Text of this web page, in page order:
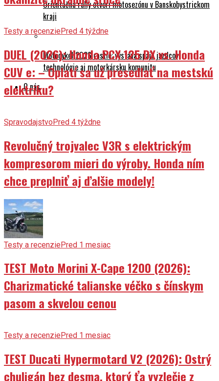
Orientačná rally otvorí motosezónu v Banskobystrickom
kraji
Motocykel 2026 rastie: výstava spája jazdcov,
technológie aj motorkársku komunitu
O nás
Testy a recenziePred 4 týždne
DUEL (2026): Honda PCX 125 DX vs. Honda
CUV e: – Oplatí sa už presedlať na mestskú
elektriku?
SpravodajstvoPred 4 týždne
Revolučný trojvalec V3R s elektrickým
kompresorom mieri do výroby. Honda ním
chce preplniť aj ďalšie modely!
Testy a recenziePred 1 mesiac
TEST Moto Morini X-Cape 1200 (2026):
Charizmatické talianske véčko s čínskym
pasom a skvelou cenou
Testy a recenziePred 1 mesiac
TEST Ducati Hypermotard V2 (2026): Ostrý
chuligán bez desma, ktorý ťa vyzlečie z